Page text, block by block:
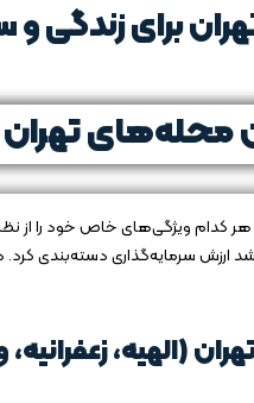
برای زندگی و
محله‌های تهران
کدام ویژگی‌های خاص خود را از نظر
ارزش سرمایه‌گذاری دسته‌بندی کرد.
(الهیه، زعفرانیه،